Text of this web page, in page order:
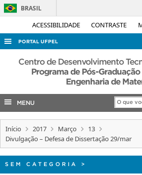
ACESSIBILIDADE CONTRASTE
BRASIL
PORTAL UFPEL
ACESSO À INFORMAÇÃO
AUDITORIA
EDITAIS
INTERNACIONAL
Centro de Desenvolvimento
Programa de Pós-
Engenharia de
MENU
Início 2017 Março
13
Divulgação – Defesa de Dissertação 29/mar
SEM CATEGORIA >